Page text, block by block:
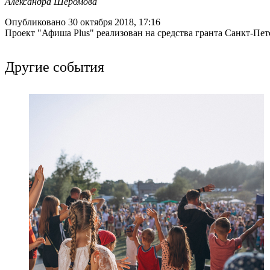
Опубликовано 30 октября 2018, 17:16
Проект "Афиша Plus" реализован на средства гранта Санкт-
Другие события